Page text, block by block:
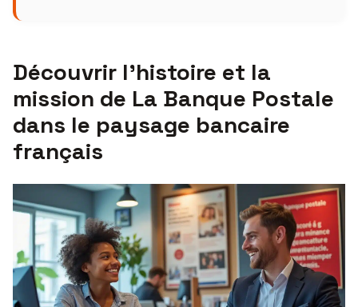
Découvrir l’histoire et la
mission de La Banque Postale
dans le paysage bancaire
français